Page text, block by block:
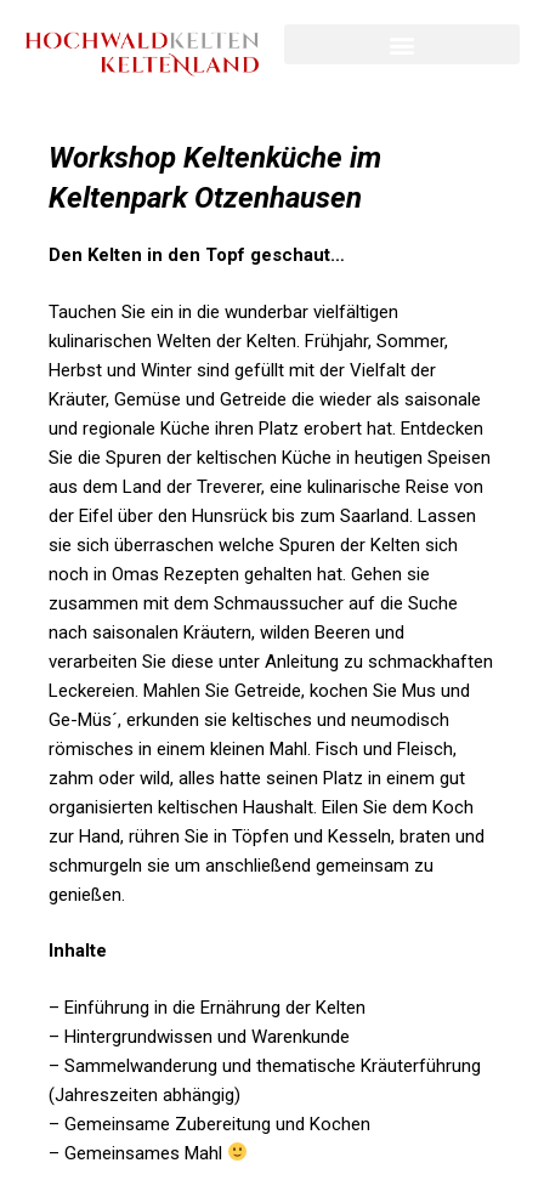
Workshop Keltenküche im
Keltenpark Otzenhausen
Den Kelten in den Topf geschaut…
Tauchen Sie ein in die wunderbar vielfältigen
kulinarischen Welten der Kelten. Frühjahr, Sommer,
Herbst und Winter sind gefüllt mit der Vielfalt der
Kräuter, Gemüse und Getreide die wieder als saisonale
und regionale Küche ihren Platz erobert hat. Entdecken
Sie die Spuren der keltischen Küche in heutigen Speisen
aus dem Land der Treverer, eine kulinarische Reise von
der Eifel über den Hunsrück bis zum Saarland. Lassen
sie sich überraschen welche Spuren der Kelten sich
noch in Omas Rezepten gehalten hat. Gehen sie
zusammen mit dem Schmaussucher auf die Suche
nach saisonalen Kräutern, wilden Beeren und
verarbeiten Sie diese unter Anleitung zu schmackhaften
Leckereien. Mahlen Sie Getreide, kochen Sie Mus und
Ge-Müs´, erkunden sie keltisches und neumodisch
römisches in einem kleinen Mahl. Fisch und Fleisch,
zahm oder wild, alles hatte seinen Platz in einem gut
organisierten keltischen Haushalt. Eilen Sie dem Koch
zur Hand, rühren Sie in Töpfen und Kesseln, braten und
schmurgeln sie um anschließend gemeinsam zu
genießen.
Inhalte
– Einführung in die Ernährung der Kelten
– Hintergrundwissen und Warenkunde
– Sammelwanderung und thematische Kräuterführung
(Jahreszeiten abhängig)
– Gemeinsame Zubereitung und Kochen
– Gemeinsames Mahl